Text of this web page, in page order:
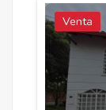
Venta